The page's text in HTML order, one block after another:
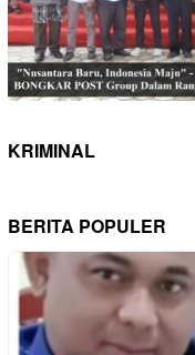
KRIMINAL
BERITA POPULER